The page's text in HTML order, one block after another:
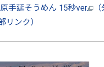
手延そうめん 15秒ver.
リンク）